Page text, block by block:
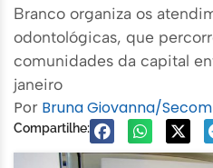
Branco organiza os
odontológicas, que
comunidades da capital
janeiro
Por Bruna Giovanna/Secom
Compartilhe: